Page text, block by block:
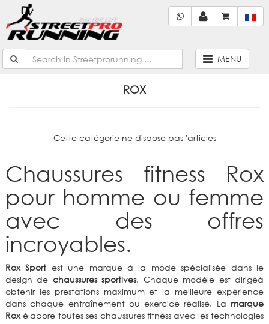
MENU
ROX
Cette catégorie ne dispose pas 'articles
Chaussures fitness Rox
pour homme ou femme
avec des offres
incroyables.
Rox Sport est une marque à la mode spécialisée dans le
design de chaussures sportives. Chaque modèle est dirigéà
obtenir les prestations maximum et la meilleure expérience
dans chaque entraînement ou exercice réalisé. La marque
Roxélabore toutes ses chaussures fitness avec les technologies